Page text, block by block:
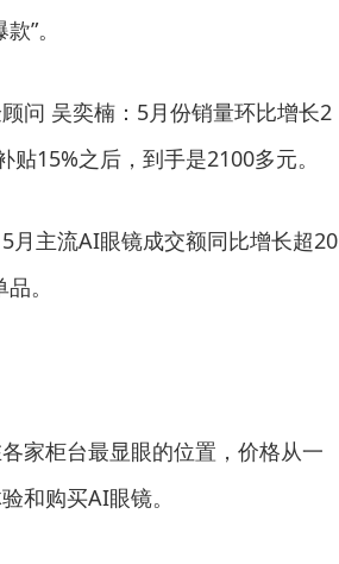
”。
吴奕楠：5月份销量环比增长2
15%之后，到手是2100多元。
主流AI眼镜成交额同比增长超20
。
柜台最显眼的位置，价格从一
和购买AI眼镜。